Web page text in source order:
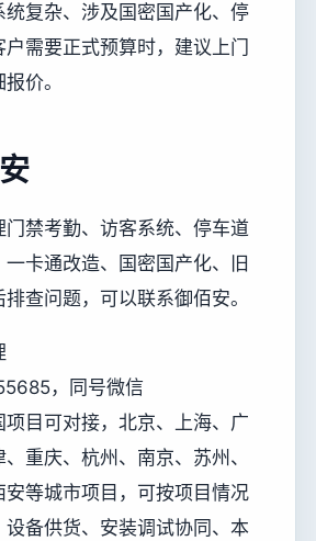
统复杂、涉及国密国产化、停
需要正式预算时，建议上门
价。
禁考勤、访客系统、停车道
卡通改造、国密国产化、旧
查问题，可以联系御佰安。
，同号微信
项目可对接，北京、上海、广
重庆、杭州、南京、苏州、
安等城市项目，可按项目情况
设备供货、安装调试协同、本